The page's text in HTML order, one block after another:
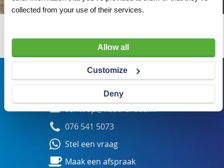
collected from your use of their services.
Allow all
Customize
Deny
Bezoekadres
Veldsteen 25, 4815 PK Breda
verkoop@visserbreda.nl
076 541 5073
Stel een vraag
Maak een afspraak